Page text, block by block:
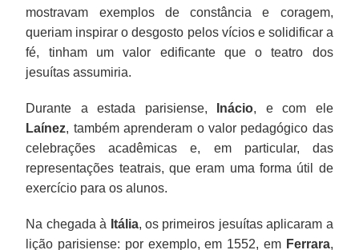
mostravam exemplos de constância e coragem,
queriam inspirar o desgosto pelos vícios e solidificar a
fé, tinham um valor edificante que o teatro dos
jesuítas assumiria.
Durante a estada parisiense, Inácio, e com ele
Laínez, também aprenderam o valor pedagógico das
celebrações acadêmicas e, em particular, das
representações teatrais, que eram uma forma útil de
exercício para os alunos.
Na chegada à Itália, os primeiros jesuítas aplicaram a
lição parisiense: por exemplo, em 1552, em Ferrara,